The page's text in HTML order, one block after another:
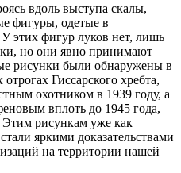
вдоль выступа скалы,
фигуры, одетые в
этих фигур луков нет, лишь
но они явно принимают
рисунки были обнаружены в
Гиссарского хребта,
охотником в 1939 году, а
вплоть до 1945 года,
рисункам уже как
яркими доказательствами
на территории нашей